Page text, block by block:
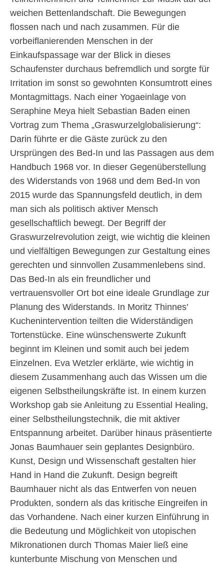
weichen Bettenlandschaft. Die Bewegungen
flossen nach und nach zusammen. Für die
vorbeiflanierenden Menschen in der
Einkaufspassage war der Blick in dieses
Schaufenster durchaus befremdlich und sorgte für
Irritation im sonst so gewohnten Konsumtrott eines
Montagmittags. Nach einer Yogaeinlage von
Seraphine Meya hielt Sebastian Baden einen
Vortrag zum Thema „Graswurzelglobalisierung“:
Darin führte er die Gäste zurück zu den
Ursprüngen des Bed-In und las Passagen aus dem
Handbuch 1968 vor. In dieser Gegenüberstellung
des Widerstands von 1968 und dem Bed-In von
2015 wurde das Spannungsfeld deutlich, in dem
man sich als politisch aktiver Mensch
gesellschaftlich bewegt. Der Begriff der
Graswurzelrevolution zeigt, wie wichtig die kleinen
und vielfältigen Bewegungen zur Gestaltung eines
gerechten und sinnvollen Zusammenlebens sind.
Das Bed-In als ein freundlicher und
vertrauensvoller Ort bot eine ideale Grundlage zur
Planung des Widerstands. In Moritz Thinnes’
Kuchenintervention teilten die Widerständigen
Tortenstücke. Eine wünschenswerte Zukunft
beginnt im Kleinen und somit auch bei jedem
Einzelnen. Eva Wetzler erklärte, wie wichtig in
diesem Zusammenhang auch das Wissen um die
eigenen Selbstheilungskräfte ist. In einem kurzen
Workshop gab sie Anleitung zu Essential Healing,
einer Selbstheilungstechnik, die mit aktiver
Entspannung arbeitet. Darüber hinaus präsentierte
Jonas Baumhauer sein geplantes Designbüro.
Kunst, Design und Wissenschaft gestalten hier
Hand in Hand die Zukunft. Design begreift
Baumhauer nicht als das Entwerfen von neuen
Produkten, sondern als das kritische Eingreifen in
das Vorhandene. Nach einer kurzen Einführung in
die Bedeutung und Möglichkeit von utopischen
Mikronationen durch Thomas Maier ließ eine
kunterbunte Mischung von Menschen und